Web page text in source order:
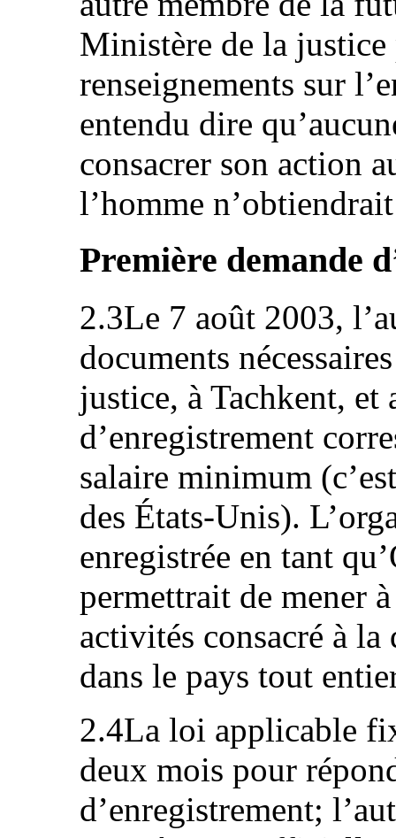
Ministère de la
renseignements sur
entendu dire
consacrer son action
l’homme
Première demande
2.3Le 7 août 2003,
documents
justice, à Tachkent, et
d’enregistrement
salaire minimum
des États-Unis).
enregistrée en tant
permettrait de mener
activités consacré à
dans le pays tout
2.4La loi applicable
deux mois pour
d’enregistrement;